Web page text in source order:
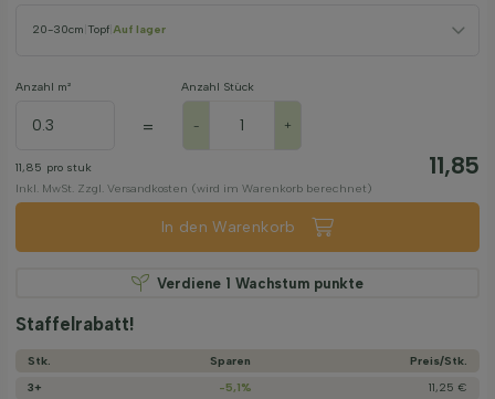
20-30cm Topf Auf lager
Anzahl m²
=
Anzahl Stück
- +
11,85 pro stuk 11,85
Inkl. MwSt. Zzgl. Versandkosten (wird im Warenkorb berechnet)
In den Warenkorb
Verdiene 1 Wachstum punkte
Staffelrabatt!
Stk. Sparen
Preis/­Stk.
3+
-5,1%
11,25 €